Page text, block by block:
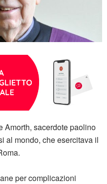
Amorth, sacerdote paolino
al mondo, che esercitava il
per complicazioni